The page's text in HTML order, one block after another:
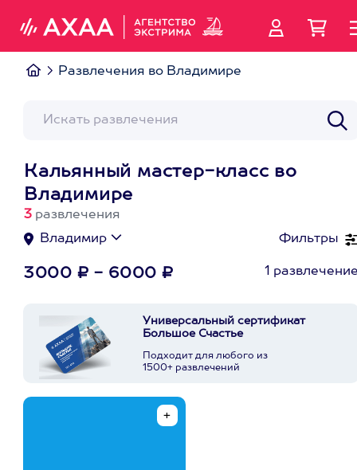
Развлечения во Владимире
Кальянный мастер-класс во
Владимире
3 развлечения
Фильтры
Владимир
3000 ₽ - 6000 ₽ 1
Универсальный сертификат
Большое Счастье
Подходит для любого из
1500+ развлечений